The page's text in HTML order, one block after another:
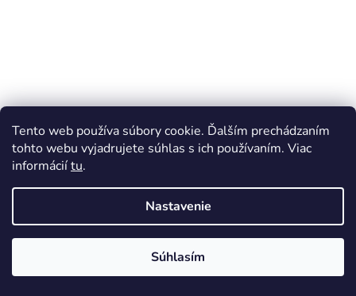
Tento web používa súbory cookie. Ďalším prechádzaním
tohto webu vyjadrujete súhlas s ich používaním. Viac
informáciítu.
Nastavenie
Súhlasím